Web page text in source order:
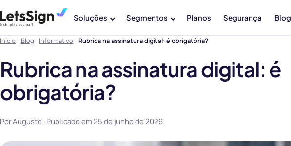
Soluções Segmentos Planos Segurança Blog
Início Blog Informativo Rubrica na assinatura digital: é obrigatória?
Rubrica na assinatura digital: é
obrigatória?
Por Augusto · Publicado em25 de junho de 2026